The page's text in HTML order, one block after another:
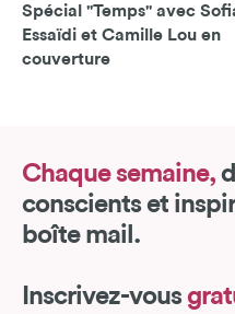
Spécial "Temps" avec
Essaïdi et Camille Lou en
couverture
Chaque semaine,
conscients et
boîte mail.
Inscrivez-vous